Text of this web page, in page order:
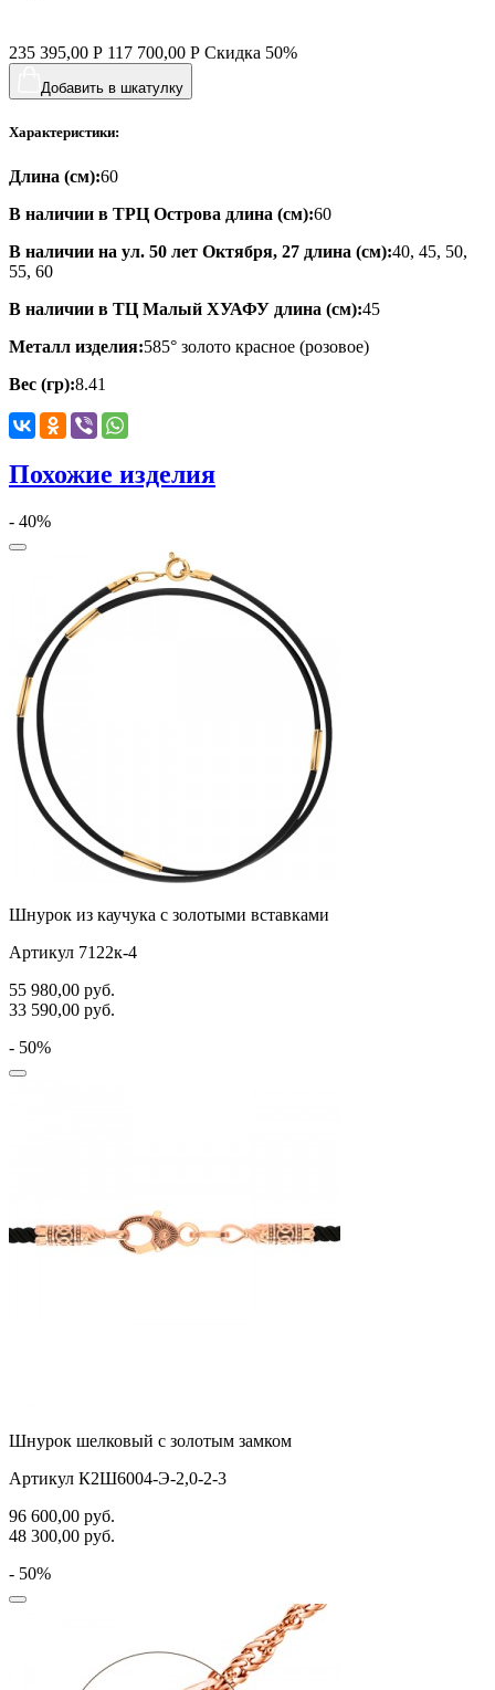
235 395,00 Р 117 700,00 Р Скидка 50%
Добавить в шкатулку
Характеристики:
Длина (см):60
В наличии в ТРЦ Острова длина (см):60
В наличии на ул. 50 лет Октября, 27 длина (см):40, 45, 50,
55, 60
В наличии в ТЦ Малый ХУАФУ длина (см):45
Металл изделия:585° золото красное (розовое)
Вес (гр):8.41
Похожие изделия
- 40%
Шнурок из каучука с золотыми вставками
Артикул 7122к-4
55 980,00 руб.
33 590,00 руб.
- 50%
Шнурок шелковый с золотым замком
Артикул К2Ш6004-Э-2,0-2-3
96 600,00 руб.
48 300,00 руб.
- 50%